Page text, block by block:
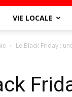
VIE LOCALE
Le Black Friday :